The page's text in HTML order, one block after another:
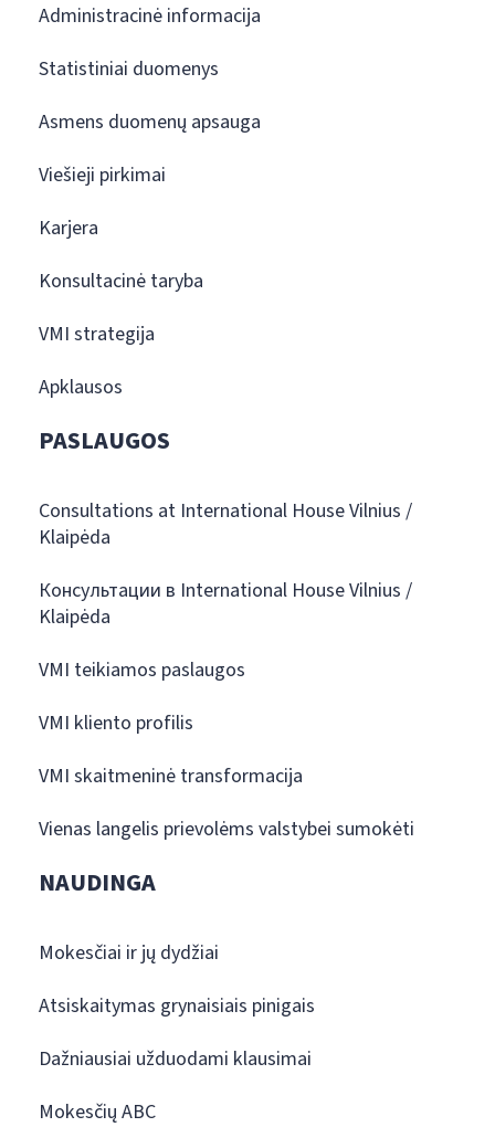
Administracinė informacija
Statistiniai duomenys
Asmens duomenų apsauga
Viešieji pirkimai
Karjera
Konsultacinė taryba
VMI strategija
Apklausos
PASLAUGOS
Consultations at International House Vilnius /
Klaipėda
Консультации в International House Vilnius /
Klaipėda
VMI teikiamos paslaugos
VMI kliento profilis
VMI skaitmeninė transformacija
Vienas langelis prievolėms valstybei sumokėti
NAUDINGA
Mokesčiai ir jų dydžiai
Atsiskaitymas grynaisiais pinigais
Dažniausiai užduodami klausimai
Mokesčių ABC